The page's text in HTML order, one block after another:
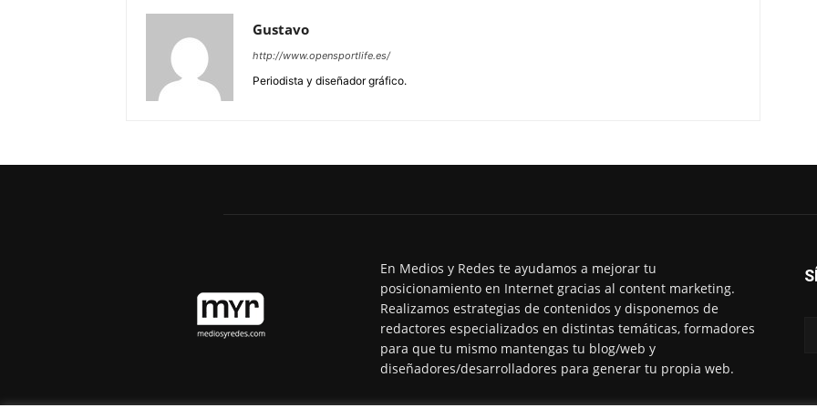
Gustavo
http://www.opensportlife.es/
Periodista y diseñador gráfico.
En Medios y Redes te ayudamos a mejorar tu
posicionamiento en Internet gracias al content marketing.
Realizamos estrategias de contenidos y disponemos de
redactores especializados en distintas temáticas, formadores
para que tu mismo mantengas tu blog/web y
diseñadores/desarrolladores para generar tu propia web.